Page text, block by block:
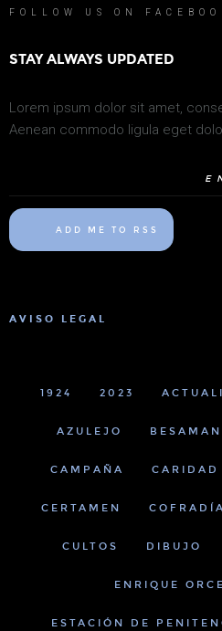
FOLLOW US ON
STAY ALWAYS UPDATED
Lorem ipsum dolor sit amet,
Aenean commodo ligula eget
ADD ME TO RSS
AVISO LEGAL
1924 2023
AZULEJO
CAMPAÑA CARIDAD
CERTAMEN COFRADÍA
CULTOS DIBUJO
ENRIQUE
ESTACIÓN DE